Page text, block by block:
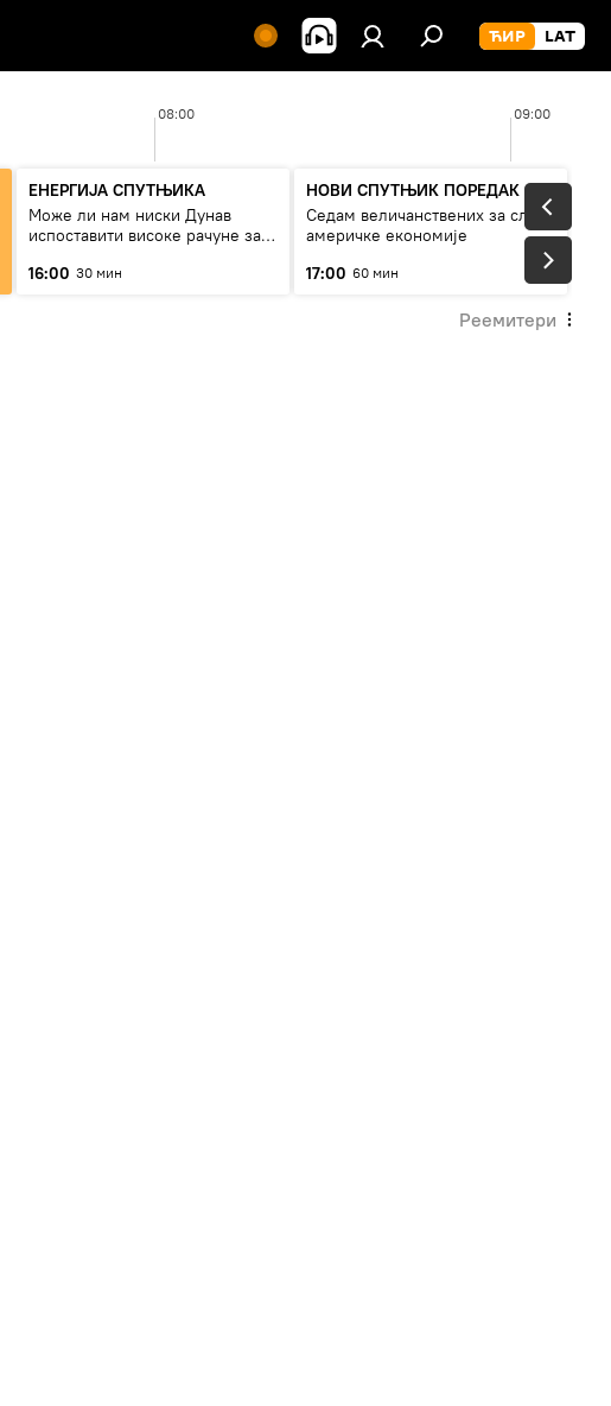
08:00 09:00
ЕНЕРГИЈА СПУТЊИКА
Може ли нам ниски Дунав
испоставити високе рачуне за
16:00 30 мин
НОВИ СПУТЊИК ПОРЕДАК
Седам величанствених за слом
америчке економије
17:00 60 мин
Реемитери